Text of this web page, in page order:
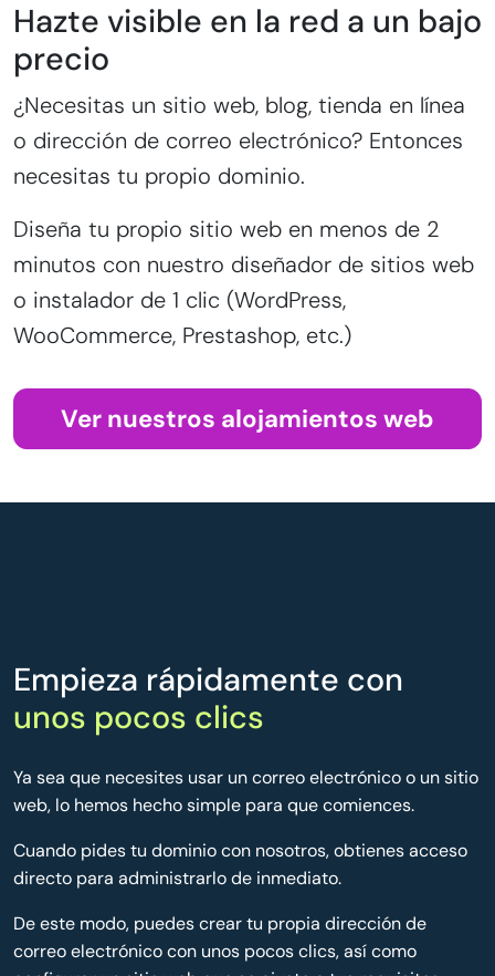
Hazte visible en la red a un bajo
precio
¿Necesitas un sitio web, blog, tienda en línea
o dirección de correo electrónico? Entonces
necesitas tu propio dominio.
Diseña tu propio sitio web en menos de 2
minutos con nuestro diseñador de sitios web
o instalador de 1 clic (WordPress,
WooCommerce, Prestashop, etc.)
Ver nuestros alojamientos web
Empieza rápidamente con
unos pocos clics
Ya sea que necesites usar un correo electrónico o un sitio
web, lo hemos hecho simple para que comiences.
Cuando pides tu dominio con nosotros, obtienes acceso
directo para administrarlo de inmediato.
De este modo, puedes crear tu propia dirección de
correo electrónico con unos pocos clics, así como